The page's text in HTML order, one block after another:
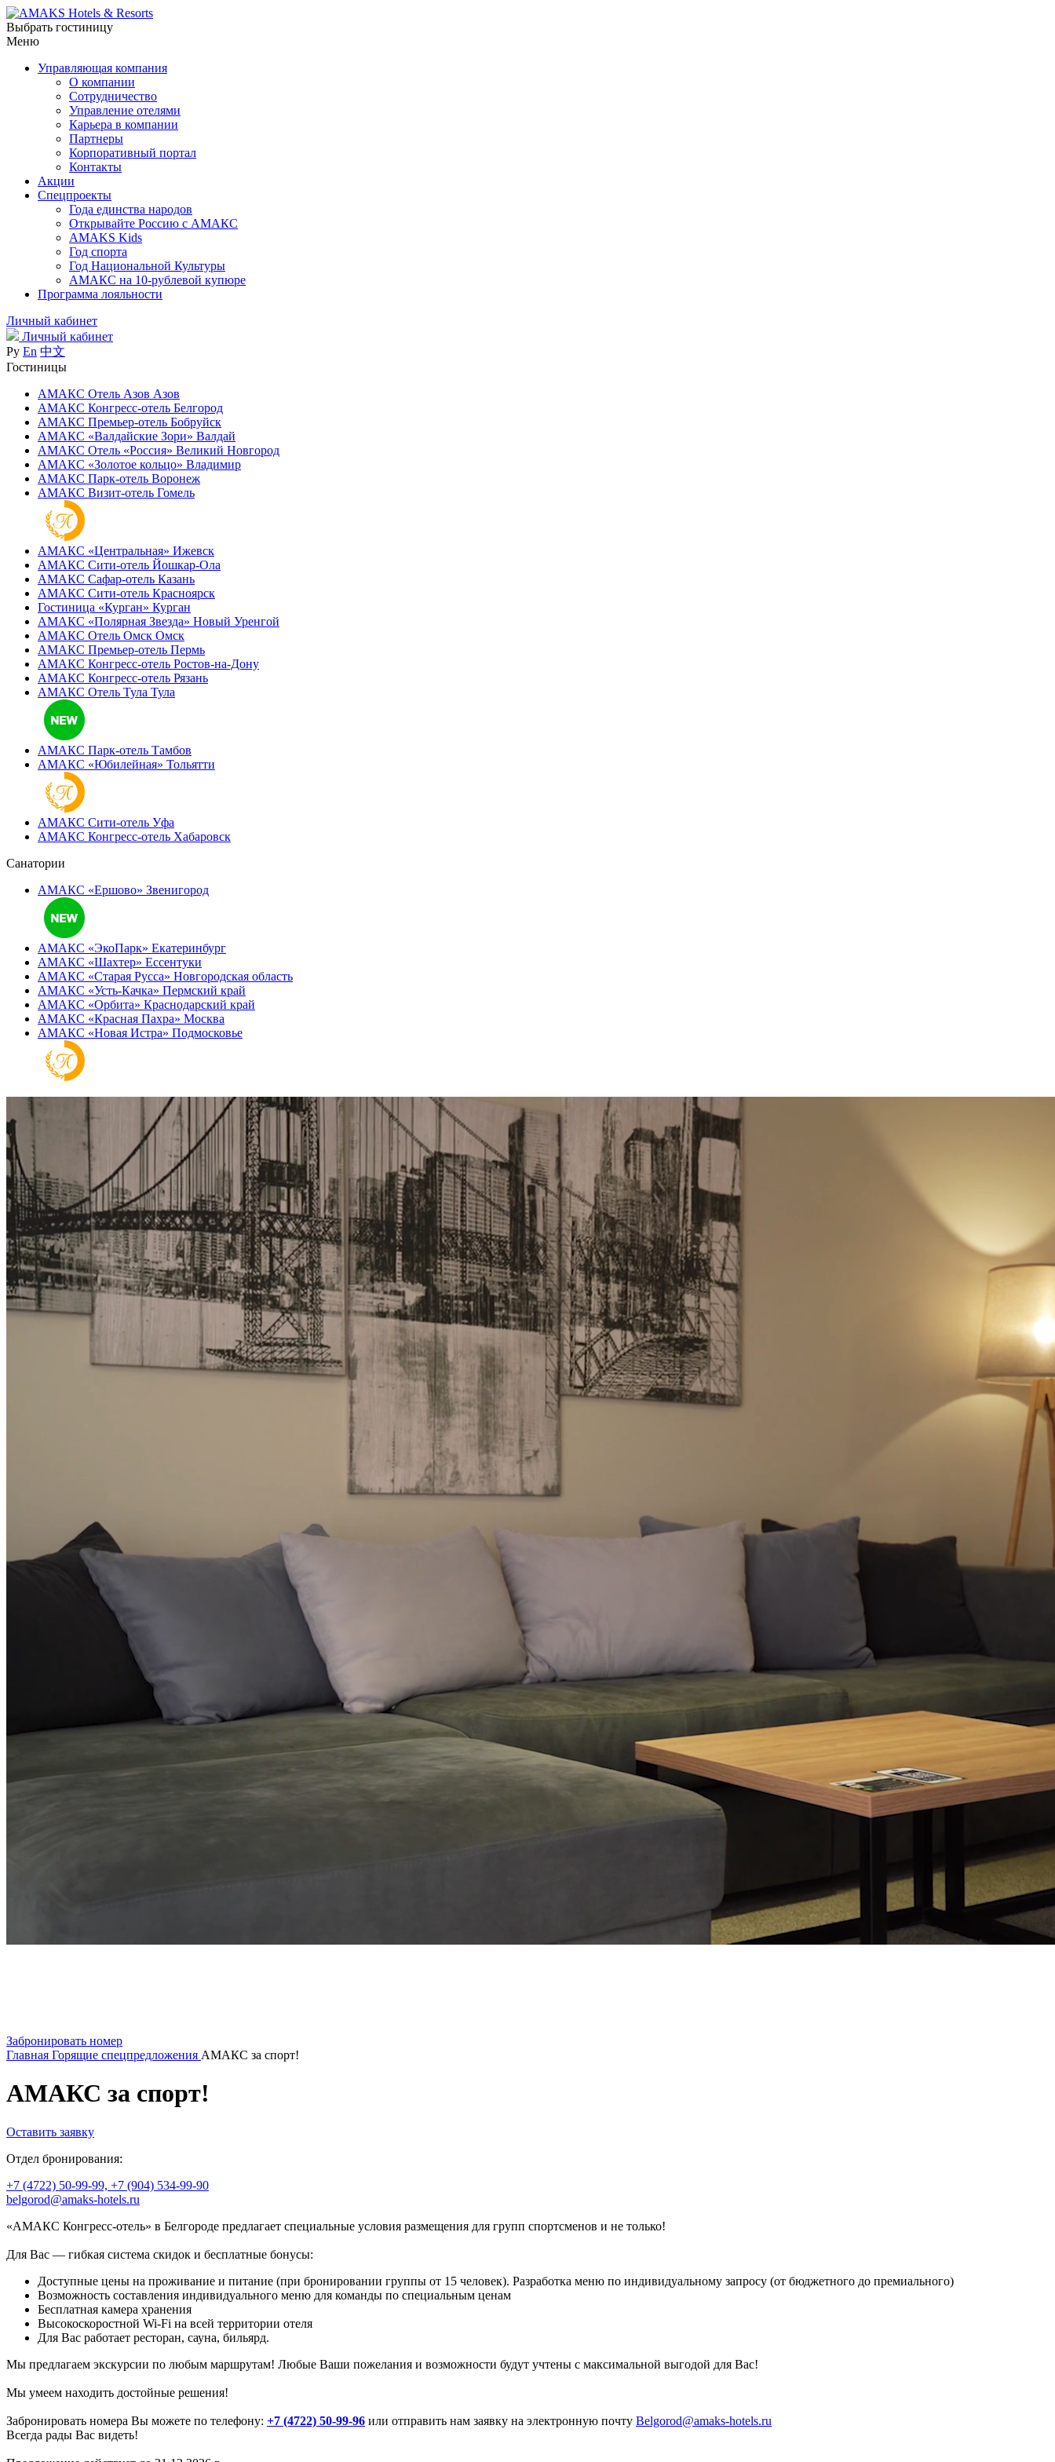
Выбрать гостиницу
Меню
Управляющая компания
О компании
Сотрудничество
Управление отелями
Карьера в компании
Партнеры
Корпоративный портал
Контакты
Акции
Спецпроекты
Года единства народов
Открывайте Россию с АМАКС
AMAKS Kids
Год спорта
Год Национальной Культуры
АМАКС на 10-рублевой купюре
Программа лояльности
Личный кабинет
Личный кабинет
Ру En 中文
Гостиницы
АМАКС Отель ‎Азов Азов
АМАКС Конгресс-отель Белгород
АМАКС Премьер-отель Бобруйск
АМАКС «‎Валдайские Зори» Валдай
АМАКС Отель «‎Россия» Великий Новгород
АМАКС «‎Золотое кольцо» Владимир
АМАКС Парк-отель Воронеж
АМАКС Визит-отель Гомель
АМАКС «‎Центральная» Ижевск
АМАКС Сити-отель Йошкар-Ола
АМАКС Сафар-отель Казань
АМАКС Сити-отель Красноярск
Гостиница «‎Курган» Курган
АМАКС «Полярная Звезда» Новый Уренгой
АМАКС Отель ‎Омск Омск
АМАКС Премьер-отель Пермь
АМАКС Конгресс-отель Ростов-на-Дону
АМАКС Конгресс-отель Рязань
АМАКС Отель Тула Тула
АМАКС Парк-отель Тамбов
АМАКС «‎Юбилейная» Тольятти
АМАКС Сити-отель Уфа
АМАКС Конгресс-отель Хабаровск
Санатории
АМАКС «Ершово» Звенигород
АМАКС «ЭкоПарк» Екатеринбург
АМАКС «‎Шахтер» Ессентуки
АМАКС «‎Старая Русса» Новгородская область
АМАКС «‎Усть-Качка» Пермский край
АМАКС «‎Орбита» Краснодарский край
АМАКС «‎Красная Пахра» Москва
АМАКС «‎Новая Истра» Подмосковье
Забронировать номер
Главная Горящие спецпредложения АМАКС за спорт!
АМАКС за спорт!
Оставить заявку
Отдел бронирования:
+7 (4722) 50-99-99, +7 (904) 534-99-90
belgorod@amaks-hotels.ru
«АМАКС Конгресс-отель» в Белгороде предлагает специальные условия размещения для групп спортсменов и не только!
Для Вас — гибкая система скидок и бесплатные бонусы:
Доступные цены на проживание и питание (при бронировании группы от 15 человек). Разработка меню по индивидуальному запросу (от бюджетного до премиального)
Возможность составления индивидуального меню для команды по специальным ценам
Бесплатная камера хранения
Высокоскоростной Wi-Fi на всей территории отеля
Для Вас работает ресторан, сауна, бильярд.
Мы предлагаем экскурсии по любым маршрутам! Любые Ваши пожелания и возможности будут учтены с максимальной выгодой для Вас!
Мы умеем находить достойные решения!
Забронировать номера Вы можете по телефону: +7 (4722) 50-99-96 или отправить нам заявку на электронную почту Belgorod@amaks-hotels.ru
Всегда рады Вас видеть!